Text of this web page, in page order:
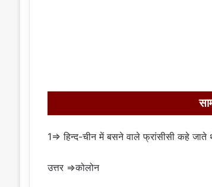
1⇒ हिन्द-चीन में बसने वाले फ्रांसीसी कहे जाते
उत्तर ⇒कोलोन